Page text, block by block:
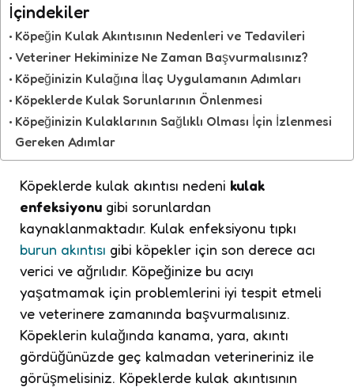
İçindekiler
Köpeğin Kulak Akıntısının Nedenleri ve Tedavileri
Veteriner Hekiminize Ne Zaman Başvurmalısınız?
Köpeğinizin Kulağına İlaç Uygulamanın Adımları
Köpeklerde Kulak Sorunlarının Önlenmesi
Köpeğinizin Kulaklarının Sağlıklı Olması İçin İzlenmesi
Gereken Adımlar
Köpeklerde kulak akıntısı nedeni kulak
enfeksiyonu gibi sorunlardan
kaynaklanmaktadır. Kulak enfeksiyonu tıpkı
burun akıntısı gibi köpekler için son derece acı
verici ve ağrılıdır. Köpeğinize bu acıyı
yaşatmamak için problemlerini iyi tespit etmeli
ve veterinere zamanında başvurmalısınız.
Köpeklerin kulağında kanama, yara, akıntı
gördüğünüzde geç kalmadan veterineriniz ile
görüşmelisiniz. Köpeklerde kulak akıntısının